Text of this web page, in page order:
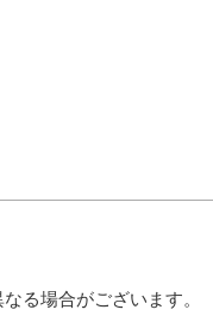
る場合がございます。